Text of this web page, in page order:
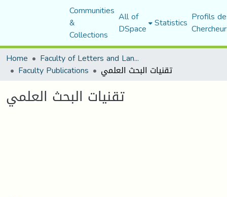
Communities
&
Collections
All of
DSpace Statistics Profils
Home
Faculty of Letters and Languages
Faculty Publications تقنيات البحث العلمي
تقنيات البحث العلمي